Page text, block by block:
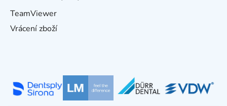
TeamViewer
Vrácení zboží